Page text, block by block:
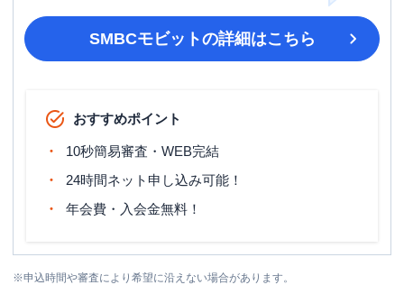
SMBCモビットの詳細はこちら
おすすめポイント
10秒簡易審査・WEB完結
24時間ネット申し込み可能！
年会費・入会金無料！
※申込時間や審査により希望に沿えない場合があります。